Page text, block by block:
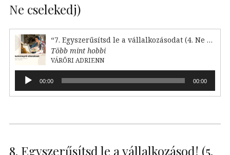
Ne cselekedj)
“7. Egyszerűsítsd le a vállalkozásodat (4. Ne cselekedj)”
Több mint hobbi
VÁRŐRI ADRIENN
Audió
lejátszó00:00 00:00
8. Egyszerűsítsd le a vállalkozásod! (5.